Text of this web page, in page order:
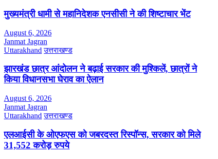
मुख्यमंत्री धामी से महानिदेशक एनसीसी ने की शिष्टाचार भेंट
August 6, 2026
Janmat Jagran
Uttarakhand उत्तराखण्ड
झारखंड छात्र आंदोलन ने बढ़ाई सरकार की मुश्किलें, छात्रों ने
किया विधानसभा घेराव का ऐलान
August 6, 2026
Janmat Jagran
Uttarakhand उत्तराखण्ड
एलआईसी के ओएफएस को जबरदस्त रिस्पॉन्स, सरकार को मिले
31,552 करोड़ रुपये